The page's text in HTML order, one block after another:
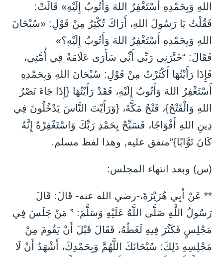
اللهِ وَبِحَمْدِهِ أَسْتَغْفِرُ اللهَ وَأَتُوبُ إِلَيْهِ» قَالَتْ:
فَقُلْتُ يَا رَسُولَ اللهِ، أَرَاكَ تُكْثِرُ مِنْ قَوْلِ: «سُبْحَانَ
اللهِ وَبِحَمْدِهِ أَسْتَغْفِرُ اللهَ وَأَتُوبُ إِلَيْهِ؟»
فَقَالَ: “خَبَّرَنِي رَبِّي أَنِّي سَأَرَى عَلَامَةً فِي أُمَّتِي،
فَإِذَا رَأَيْتُهَا أَكْثَرْتُ مِنْ قَوْلِ: سُبْحَانَ اللهِ وَبِحَمْدِهِ
أَسْتَغْفِرُ اللهَ وَأَتُوبُ إِلَيْهِ، فَقَدْ رَأَيْتُهَا {إِذَا جَاءَ نَصْرُ
اللهِ وَالْفَتْحُ}، فَتْحُ مَكَّةَ، {وَرَأَيْتَ النَّاسَ يَدْخُلُونَ فِي
دِينِ اللهِ أَفْوَاجًا، فَسَبِّحْ بِحَمْدِ رَبِّكَ وَاسْتَغْفِرْهُ إِنَّهُ
كَانَ تَوَّابًا}”متفق عليه, وهذا لفظ مسلم.
(س) وبعد انتهاء المجلس:
** عَنْ أَبِي هُرَيْرَةَ،-رضي الله عنه- قَالَ: قَالَ
رَسُولُ اللَّهِ صَلَّى اللَّهُ عَلَيْهِ وَسَلَّمَ: ” مَنْ جَلَسَ فِي
مَجْلِسٍ فَكَثُرَ فِيهِ لَغَطُهُ، فَقَالَ قَبْلَ أَنْ يَقُومَ مِنْ
مَجْلِسِهِ ذَلِكَ: سُبْحَانَكَ اللَّهُمَّ وَبِحَمْدِكَ، أَشْهَدُ أَنْ لَا